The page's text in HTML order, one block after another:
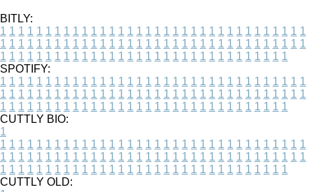
BITLY:
1 1 1 1 1 1 1 1 1 1 1 1 1 1 1 1 1 1 1 1 1 1 1 1 1 1 1 1 1 1 1 1 1 1
1 1 1 1 1 1 1 1 1 1 1 1 1 1 1 1 1 1 1 1 1 1 1 1 1 1 1 1 1 1 1 1 1 1
1 1 1 1 1 1 1 1 1 1 1 1 1 1 1 1 1 1 1 1 1 1 1 1 1 1 1 1 1 1 1 1
SPOTIFY:
1 1 1 1 1 1 1 1 1 1 1 1 1 1 1 1 1 1 1 1 1 1 1 1 1 1 1 1 1 1 1 1 1 1
1 1 1 1 1 1 1 1 1 1 1 1 1 1 1 1 1 1 1 1 1 1 1 1 1 1 1 1 1 1 1 1 1 1
1 1 1 1 1 1 1 1 1 1 1 1 1 1 1 1 1 1 1 1 1 1 1 1 1 1 1 1 1 1 1 1
CUTTLY BIO:
1
1 1 1 1 1 1 1 1 1 1 1 1 1 1 1 1 1 1 1 1 1 1 1 1 1 1 1 1 1 1 1 1 1 1
1 1 1 1 1 1 1 1 1 1 1 1 1 1 1 1 1 1 1 1 1 1 1 1 1 1 1 1 1 1 1 1 1 1
1 1 1 1 1 1 1 1 1 1 1 1 1 1 1 1 1 1 1 1 1 1 1 1 1 1 1 1 1 1 1 1
CUTTLY OLD: